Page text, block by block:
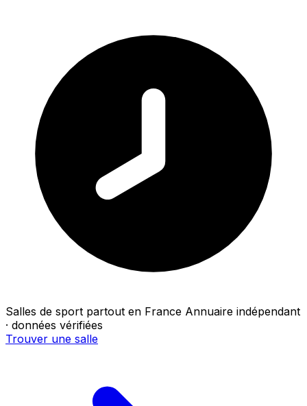
Salles de sport partout en France Annuaire indépendant
· données vérifiées
Trouver une salle